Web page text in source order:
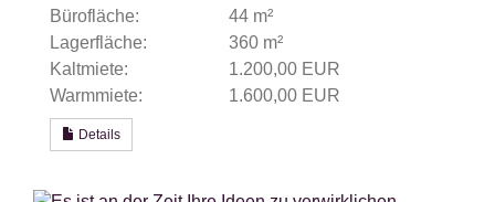
Bürofläche:
44 m²
Lagerfläche:
360 m²
Kaltmiete:
1.200,00 EUR
Warmmiete:
1.600,00 EUR
Details